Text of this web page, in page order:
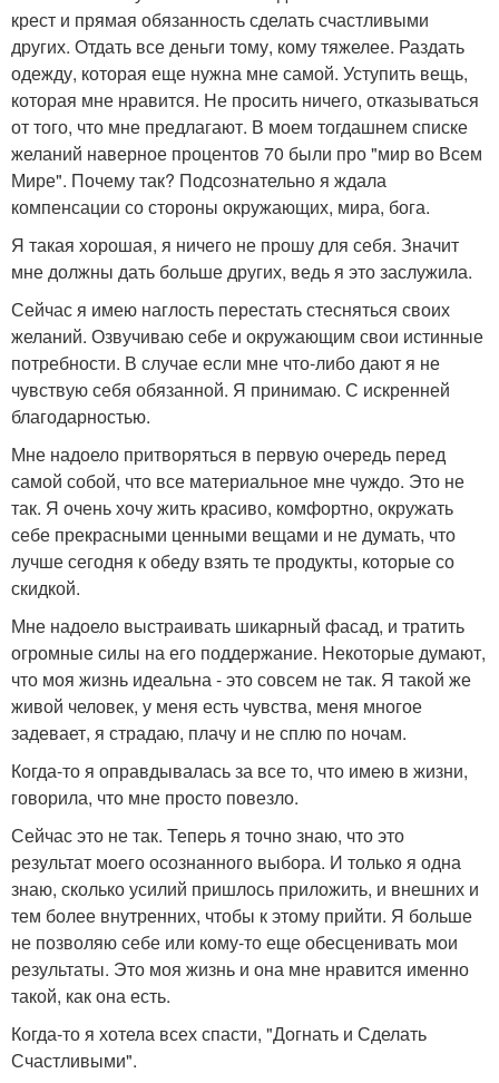
крест и прямая обязанность сделать счастливыми
других. Отдать все деньги тому, кому тяжелее. Раздать
одежду, которая еще нужна мне самой. Уступить вещь,
которая мне нравится. Не просить ничего, отказываться
от того, что мне предлагают. В моем тогдашнем списке
желаний наверное процентов 70 были про "мир во Всем
Мире". Почему так? Подсознательно я ждала
компенсации со стороны окружающих, мира, бога.
Я такая хорошая, я ничего не прошу для себя. Значит
мне должны дать больше других, ведь я это заслужила.
Сейчас я имею наглость перестать стесняться своих
желаний. Озвучиваю себе и окружающим свои истинные
потребности. В случае если мне что-либо дают я не
чувствую себя обязанной. Я принимаю. С искренней
благодарностью.
Мне надоело притворяться в первую очередь перед
самой собой, что все материальное мне чуждо. Это не
так. Я очень хочу жить красиво, комфортно, окружать
себе прекрасными ценными вещами и не думать, что
лучше сегодня к обеду взять те продукты, которые со
скидкой.
Мне надоело выстраивать шикарный фасад, и тратить
огромные силы на его поддержание. Некоторые думают,
что моя жизнь идеальна - это совсем не так. Я такой же
живой человек, у меня есть чувства, меня многое
задевает, я страдаю, плачу и не сплю по ночам.
Когда-то я оправдывалась за все то, что имею в жизни,
говорила, что мне просто повезло.
Сейчас это не так. Теперь я точно знаю, что это
результат моего осознанного выбора. И только я одна
знаю, сколько усилий пришлось приложить, и внешних и
тем более внутренних, чтобы к этому прийти. Я больше
не позволяю себе или кому-то еще обесценивать мои
результаты. Это моя жизнь и она мне нравится именно
такой, как она есть.
Когда-то я хотела всех спасти, "Догнать и Сделать
Счастливыми".